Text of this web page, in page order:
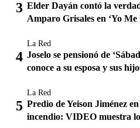
Elder Dayán contó la
Amparo Grisales en ‘Yo Me
La Red
Joselo se pensionó de
conoce a su esposa y sus
La Red
Predio de Yeison Jiménez
incendio: VIDEO muestra